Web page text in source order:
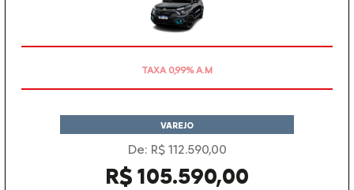
VAREJO
De: R$ 112.590,00
R$ 105.590,00